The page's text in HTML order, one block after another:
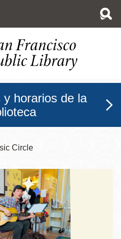
y horarios de la
Circle